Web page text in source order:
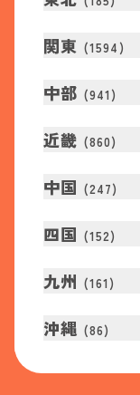
関東 (1594 )
中部 (941 )
近畿 (860)
中国 (247)
四国 (152)
九州 (161 )
沖縄 (86)